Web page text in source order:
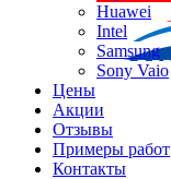
Huawei
Intel
Samsung
Sony Vaio
Цены
Акции
Отзывы
Примеры работ
Контакты